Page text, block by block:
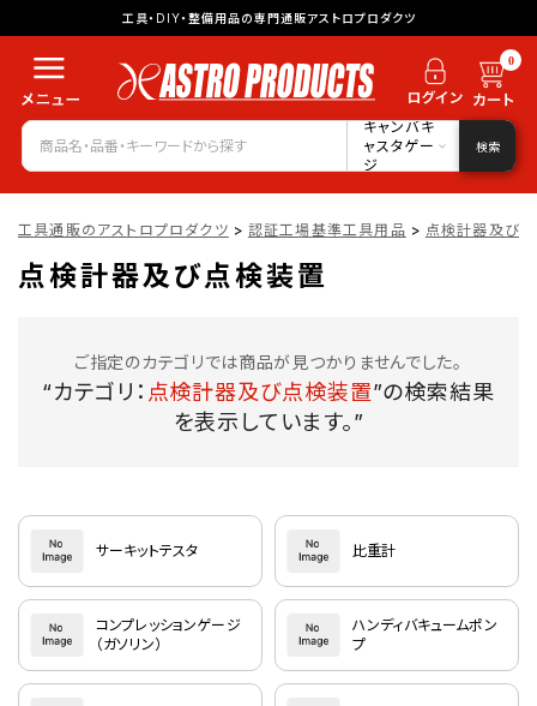
工具・DIY・整備用品の専門通販アストロプロダクツ
0
キャンバキ
ャスタゲー
ジ
検索
工具通販のアストロプロダクツ > 認証工場基準工具用品 > 点検計器及び
点検計器及び点検装置
ご指定のカテゴリでは商品が見つかりませんでした。
“カテゴリ： 点検計器及び点検装置”の検索結果
を表示しています。”
サーキットテスタ 比重計
コンプレッションゲージ
（ガソリン）
ハンディバキュームポン
プ